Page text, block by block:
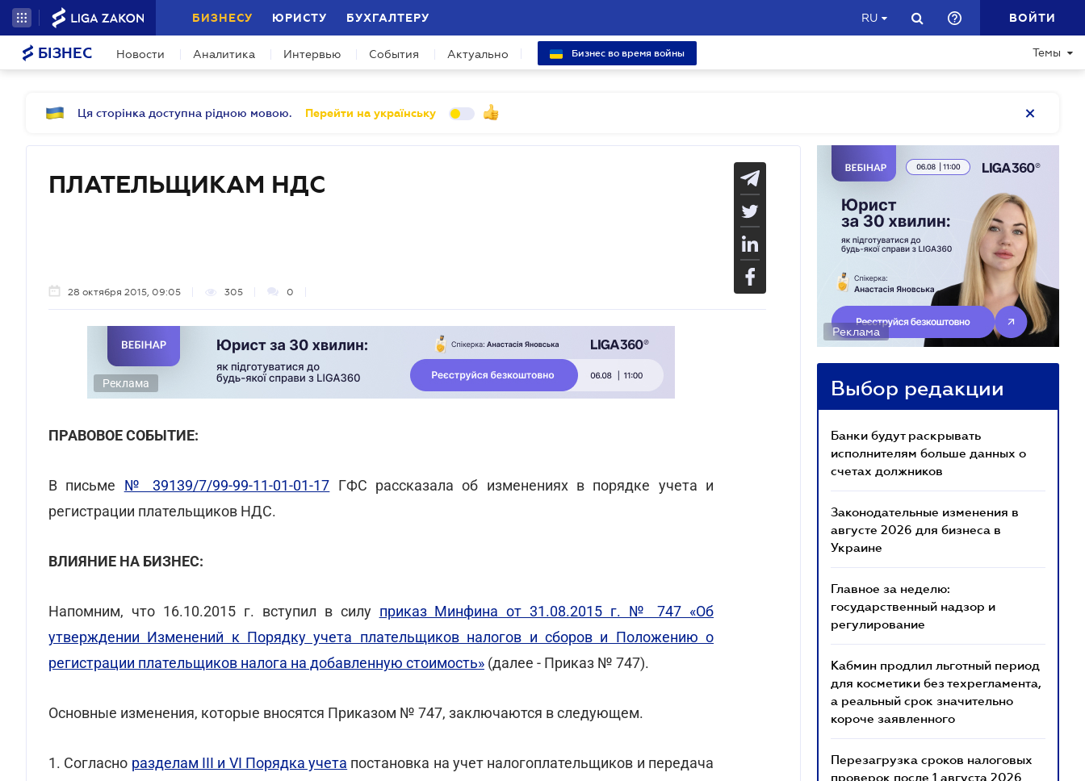
БИЗНЕСУ ЮРИСТУ БУХГАЛТЕРУ RU ВОЙТИ
БІЗНЕС Новости Аналитика Интервью События Актуально Бизнес во время войны Темы
Ця сторінка доступна рідною мовою. Перейти на українську
ПЛАТЕЛЬЩИКАМ НДС
28 октября 2015, 09:05 305 0
Реклама
ПРАВОВОЕ СОБЫТИЕ:
В письме № 39139/7/99-99-11-01-01-17 ГФС рассказала об изменениях в порядке учета и
регистрации плательщиков НДС.
ВЛИЯНИЕ НА БИЗНЕС:
Напомним, что 16.10.2015 г. вступил в силу приказ Минфина от 31.08.2015 г. № 747 «Об
утверждении Изменений к Порядку учета плательщиков налогов и сборов и Положению о
регистрации плательщиков налога на добавленную стоимость» (далее - Приказ № 747).
Основные изменения, которые вносятся Приказом № 747, заключаются в следующем.
1. Согласно разделам III и VI Порядка учета постановка на учет налогоплательщиков и передача
Реклама
Выбор редакции
Банки будут раскрывать
исполнителям больше данных о
счетах должников
Законодательные изменения в
августе 2026 для бизнеса в
Украине
Главное за неделю:
государственный надзор и
регулирование
Кабмин продлил льготный период
для косметики без техрегламента,
а реальный срок значительно
короче заявленного
Перезагрузка сроков налоговых
проверок после 1 августа 2026